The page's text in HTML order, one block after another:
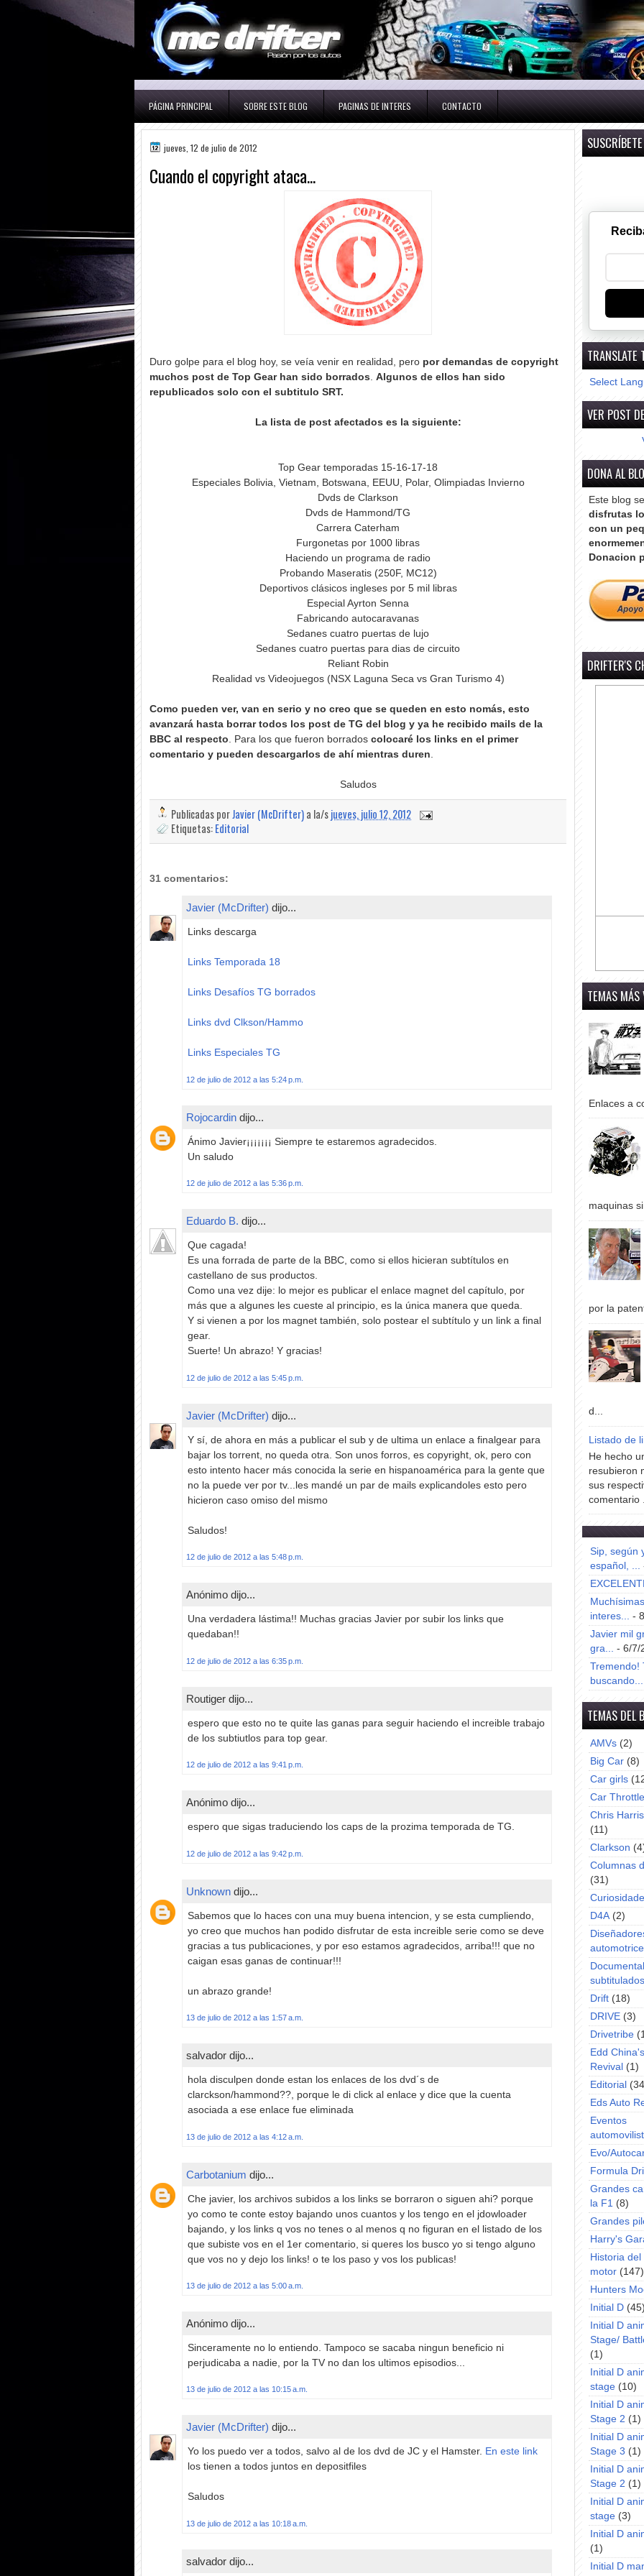
PÁGINA PRINCIPAL SOBRE ESTE BLOG PAGINAS DE INTERES CONTACTO
jueves, 12 de julio de 2012
Cuando el copyright ataca...
Duro golpe para el blog hoy, se veía venir en realidad, pero por demandas de copyright
muchos post de Top Gear han sido borrados Algunos de ellos han sido
republicados solo con el subtitulo SRT.
La lista de post afectados es la siguiente:
Top Gear temporadas 15-16-17-18
Especiales Bolivia, Vietnam, Botswana, EEUU, Polar, Olimpiadas Invierno
Dvds de Clarkson
Dvds de Hammond/TG
Carrera Caterham
Furgonetas por 1000 libras
Haciendo un programa de radio
Probando Maseratis (250F, MC12)
Deportivos clásicos ingleses por 5 mil libras
Especial Ayrton Senna
Fabricando autocaravanas
Sedanes cuatro puertas de lujo
Sedanes cuatro puertas para dias de circuito
Reliant Robin
Realidad vs Videojuegos (NSX Laguna Seca vs Gran Turismo 4)
Como pueden ver, van en serio y no creo que se queden en esto nomás, esto
avanzará hasta borrar todos los post de TG del blog y ya he recibido mails de la
BBC al respecto . Para los que fueron borrados colocaré los links en el primer
comentario y pueden descargarlos de ahí mientras duren
Saludos
Publicadas porJavier (McDrifter)a la/sjueves, julio 12, 2012
Etiquetas:Editorial
31 comentarios:
Javier (McDrifter) dijo...
Links descarga
Links Temporada 18
Links Desafíos TG borrados
Links dvd Clkson/Hammo
Links Especiales TG
12 de julio de 2012 a las 5:24 p.m.
Rojocardin dijo...
Ánimo Javier¡¡¡¡¡¡¡ Siempre te estaremos agradecidos.
Un saludo
12 de julio de 2012 a las 5:36 p.m.
Eduardo B. dijo...
Que cagada!
Es una forrada de parte de la BBC, como si ellos hicieran subtítulos en
castellano de sus productos.
Como una vez dije: lo mejor es publicar el enlace magnet del capítulo, por
más que a algunes les cueste al principio, es la única manera que queda.
Y si vienen a por los magnet también, solo postear el subtítulo y un link a final
gear.
Suerte! Un abrazo! Y gracias!
12 de julio de 2012 a las 5:45 p.m.
Javier (McDrifter) dijo...
Y sí, de ahora en más a publicar el sub y de ultima un enlace a finalgear para
bajar los torrent, no queda otra. Son unos forros, es copyright, ok, pero con
esto intento hacer más conocida la serie en hispanoamérica para la gente que
no la puede ver por tv...les mandé un par de mails explicandoles esto pero
hicieron caso omiso del mismo
Saludos!
12 de julio de 2012 a las 5:48 p.m.
Anónimo dijo...
Una verdadera lástima!! Muchas gracias Javier por subir los links que
quedaban!!
12 de julio de 2012 a las 6:35 p.m.
Routiger dijo...
espero que esto no te quite las ganas para seguir haciendo el increible trabajo
de los subtiutlos para top gear.
12 de julio de 2012 a las 9:41 p.m.
Anónimo dijo...
espero que sigas traduciendo los caps de la prozima temporada de TG.
12 de julio de 2012 a las 9:42 p.m.
Unknown dijo...
Sabemos que lo haces con una muy buena intencion, y se esta cumpliendo,
yo creo que muchos han podido disfrutar de esta increible serie como se deve
gracias a tus publicaciones, y por eso estamos agradecidos, arriba!!! que no
caigan esas ganas de continuar!!!
un abrazo grande!
13 de julio de 2012 a las 1:57 a.m.
salvador dijo...
hola disculpen donde estan los enlaces de los dvd´s de
clarckson/hammond??, porque le di click al enlace y dice que la cuenta
asociada a ese enlace fue eliminada
13 de julio de 2012 a las 4:12 a.m.
Carbotanium dijo...
Che javier, los archivos subidos a los links se borraron o siguen ahi? porque
yo como te conte estoy bajando unos cuantos y los tengo en el jdowloader
bajando, y los links q vos no tenes o al menos q no figuran en el listado de los
que subiste vos en el 1er comentario, si queres los busco yo si tengo alguno
que vos no y dejo los links! o te los paso y vos los publicas!
13 de julio de 2012 a las 5:00 a.m.
Anónimo dijo...
Sinceramente no lo entiendo. Tampoco se sacaba ningun beneficio ni
perjudicaba a nadie, por la TV no dan los ultimos episodios...
13 de julio de 2012 a las 10:15 a.m.
Javier (McDrifter) dijo...
Yo los puedo ver a todos, salvo al de los dvd de JC y el Hamster. En este link
los tienen a todos juntos en depositfiles
Saludos
13 de julio de 2012 a las 10:18 a.m.
salvador dijo...
TRANSLATE
Select
VER POST
DONA AL
Este blog
disfrutas
con un
Donacion
DRIFTER'S
TEMAS MÁS
Enlaces a
maquinas
por la
d...
Listado de
He hecho
resubieron
sus
comentario
Sip, según
español, ...
interes... -
Javier mil
gra... - 6/7/
Tremendo!
buscando...
TEMAS DEL
AMVs (2)
Big Car (8)
Car girls
Car Throttle
Chris
(11)
Clarkson
Columnas
(31)
D4A (2)
subtitulados
Drift (18)
DRIVE (3)
Drivetribe
Edd
Revival (1)
Editorial
Eds Auto
Eventos
Evo/
Formula
Grandes
la F1 (8)
Grandes
Harry's
Historia
motor (147)
Hunters
Initial D
Initial D
Stage/
(1)
Initial D
stage (10)
Initial D
Stage 2 (1)
Initial D
Stage 3 (1)
Initial D
Stage 2 (1)
Initial D
stage (3)
Initial D
(1)
Initial D